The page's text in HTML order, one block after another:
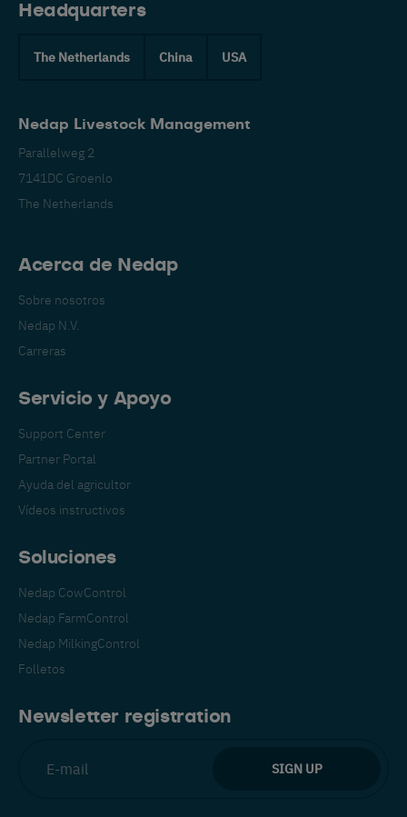
Headquarters
The Netherlands China USA
Nedap Livestock Management
Parallelweg 2
7141DC Groenlo
The Netherlands
Acerca de Nedap
Sobre nosotros
Nedap N.V.
Carreras
Servicio y Apoyo
Support Center
Partner Portal
Ayuda del agricultor
Vídeos instructivos
Soluciones
Nedap CowControl
Nedap FarmControl
Nedap MilkingControl
Folletos
Newsletter registration